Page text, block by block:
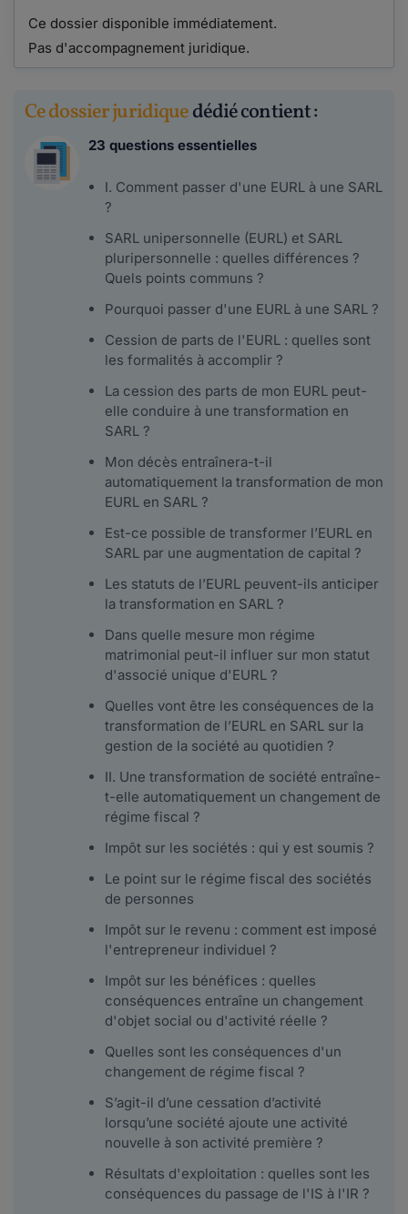
Ce dossier disponible immédiatement.
Pas d'accompagnement juridique.
Ce dossier juridiquedédié contient :
23 questions essentielles
I. Comment passer d'une EURL à une SARL
?
SARL unipersonnelle (EURL) et SARL
pluripersonnelle : quelles différences ?
Quels points communs ?
Pourquoi passer d'une EURL à une SARL ?
Cession de parts de l'EURL : quelles sont
les formalités à accomplir ?
La cession des parts de mon EURL peut-
elle conduire à une transformation en
SARL ?
Mon décès entraînera-t-il
automatiquement la transformation de mon
EURL en SARL ?
Est-ce possible de transformer l’EURL en
SARL par une augmentation de capital ?
Les statuts de l’EURL peuvent-ils anticiper
la transformation en SARL ?
Dans quelle mesure mon régime
matrimonial peut-il influer sur mon statut
d'associé unique d'EURL ?
Quelles vont être les conséquences de la
transformation de l’EURL en SARL sur la
gestion de la société au quotidien ?
II. Une transformation de société entraîne-
t-elle automatiquement un changement de
régime fiscal ?
Impôt sur les sociétés : qui y est soumis ?
Le point sur le régime fiscal des sociétés
de personnes
Impôt sur le revenu : comment est imposé
l'entrepreneur individuel ?
Impôt sur les bénéfices : quelles
conséquences entraîne un changement
d'objet social ou d'activité réelle ?
Quelles sont les conséquences d'un
changement de régime fiscal ?
S’agit-il d’une cessation d’activité
lorsqu’une société ajoute une activité
nouvelle à son activité première ?
Résultats d'exploitation : quelles sont les
conséquences du passage de l'IS à l'IR ?